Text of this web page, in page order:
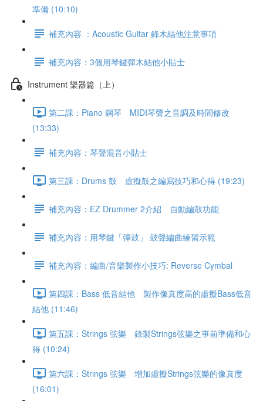
準備 (10:10)
補充內容 ：Acoustic Guitar 錄木結他注意事項
補充內容：3個用琴鍵彈木結他小貼士
Instrument 樂器篇（上）
第二課：Piano 鋼琴 MIDI琴聲之音調及時間修改
(13:33)
補充內容：琴聲混音小貼士
第三課：Drums 鼓 虛擬鼓之編寫技巧和心得 (19:23)
補充內容：EZ Drummer 2介紹 自動編鼓功能
補充內容：用琴鍵「彈鼓」 鼓聲編曲練習示範
補充內容：編曲/音樂製作小技巧: Reverse Cymbal
第四課：Bass 低音結他 製作像真度高的虛擬Bass低音
結他 (11:46)
第五課：Strings 弦樂 錄製Strings弦樂之事前準備和心
得 (10:24)
第六課：Strings 弦樂 增加虛擬Strings弦樂的像真度
(16:01)